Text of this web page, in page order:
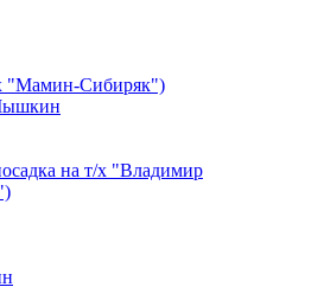
"Мамин-Сибиряк")
на т/х "Владимир